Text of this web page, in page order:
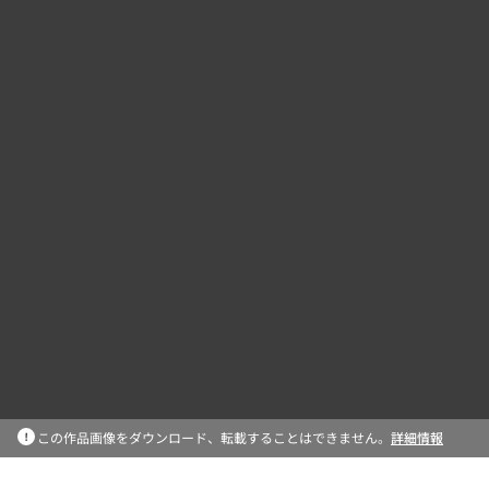
この作品画像をダウンロード、転載することはできません。 詳細情報